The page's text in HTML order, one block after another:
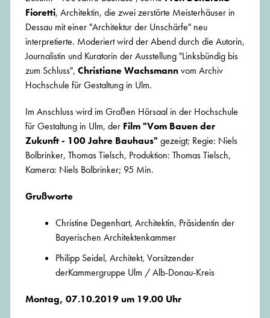
Fioretti, Architektin, die zwei zerstörte Meisterhäuser in
Dessau mit einer "Architektur der Unschärfe" neu
interpretierte. Moderiert wird der Abend durch die Autorin,
Journalistin und Kuratorin der Ausstellung "Linksbündig bis
zum Schluss", Christiane Wachsmannvom Archiv
Hochschule für Gestaltung in Ulm.
Im Anschluss wird im Großen Hörsaal in der Hochschule
für Gestaltung in Ulm, der Film "Vom Bauen der
Zukunft - 100 Jahre Bauhaus" gezeigt; Regie: Niels
Bolbrinker, Thomas Tielsch, Produktion: Thomas Tielsch,
Kamera: Niels Bolbrinker; 95 Min.
Grußworte
Christine Degenhart, Architektin, Präsidentin der
Bayerischen Architektenkammer
Philipp Seidel, Architekt, Vorsitzender
derKammergruppe Ulm / Alb-Donau-Kreis
Montag, 07.10.2019 um 19.00 Uhr